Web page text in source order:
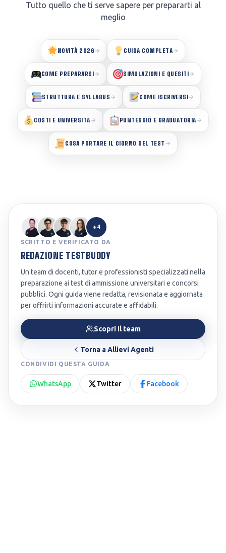
Tutto quello che ti serve sapere per prepararti al
meglio
NOVITÀ 2026 GUIDA COMPLETA
COME PREPARARSI SIMULAZIONI E QUESITI
STRUTTURA E SYLLABUS COME ISCRIVERSI
COSTI E UNIVERSITÀ PUNTEGGIO E GRADUATORIA
COSA PORTARE IL GIORNO DEL TEST
+4
SCRITTO E VERIFICATO DA
REDAZIONE TESTBUDDY
Un team di docenti, tutor e professionisti specializzati nella
preparazione ai test di ammissione universitari e concorsi
pubblici. Ogni guida viene redatta, revisionata e aggiornata
per offrirti informazioni accurate e affidabili.
Scopri il team
Torna aAllievi Agenti
CONDIVIDI QUESTA GUIDA
WhatsApp Twitter Facebook